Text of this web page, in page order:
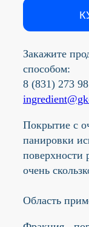
Закажите
способом:
8 (831) 273
Покрытие с
панировки
поверхности
очень
Область